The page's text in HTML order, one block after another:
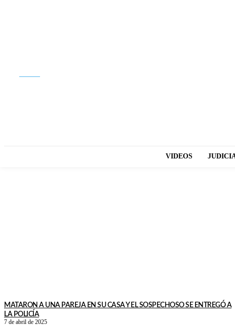
VIDEOS
MATARON A UNA PAREJA EN SU CASA Y EL SOSPECHOSO SE ENTREGÓ A
LA POLICÍA
7 de abril de 2025